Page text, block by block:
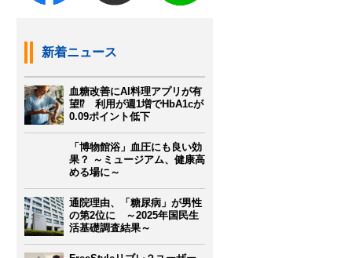
新着ニュース
血糖改善にAI料理アプリが有
望⁉ 利用が週1増でHbA1cが
0.09ポイント低下
「博物館浴」血圧にも良い効
果？ ～ミュージアム、健康高
める場に～
通院理由、「糖尿病」が男性
の第2位に ～2025年国民生
活基礎調査結果～